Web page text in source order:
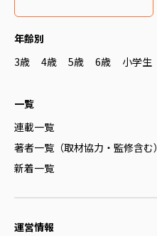
年齢別
3歳
4歳 5歳 6歳 小学生
一覧
連載一覧
著者一覧（取材協力・監修含む）
新着一覧
運営情報